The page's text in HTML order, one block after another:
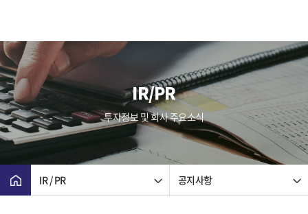
IR/PR
투자정보 및 회사 주요소식
IR / PR 공지사항